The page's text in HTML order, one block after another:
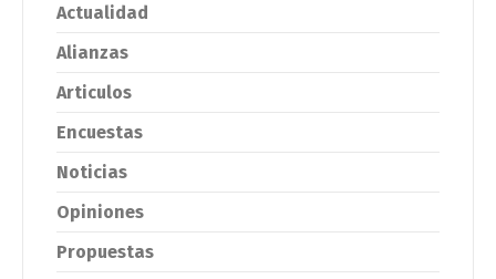
Actualidad
Alianzas
Articulos
Encuestas
Noticias
Opiniones
Propuestas